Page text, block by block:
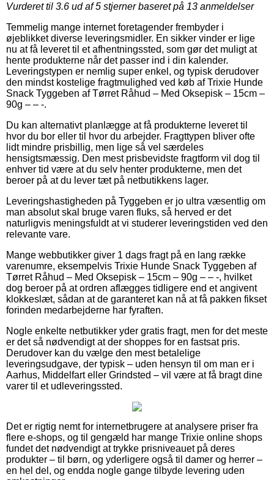
Vurderet til 3.6 ud af 5 stjerner baseret på 13 anmeldelser
Temmelig mange internet foretagender frembyder i
øjeblikket diverse leveringsmidler. En sikker vinder er lige
nu at få leveret til et afhentningssted, som gør det muligt at
hente produkterne når det passer ind i din kalender.
Leveringstypen er nemlig super enkel, og typisk derudover
den mindst kostelige fragtmulighed ved køb af Trixie Hunde
Snack Tyggeben af Tørret Råhud – Med Oksepisk – 15cm –
90g – – -.
Du kan alternativt planlægge at få produkterne leveret til
hvor du bor eller til hvor du arbejder. Fragttypen bliver ofte
lidt mindre prisbillig, men lige så vel særdeles
hensigtsmæssig. Den mest prisbevidste fragtform vil dog til
enhver tid være at du selv henter produkterne, men det
beroer på at du lever tæt på netbutikkens lager.
Leveringshastigheden på Tyggeben er jo ultra væsentlig om
man absolut skal bruge varen fluks, så herved er det
naturligvis meningsfuldt at vi studerer leveringstiden ved den
relevante vare.
Mange webbutikker giver 1 dags fragt på en lang række
varenumre, eksempelvis Trixie Hunde Snack Tyggeben af
Tørret Råhud – Med Oksepisk – 15cm – 90g – – -, hvilket
dog beroer på at ordren aflægges tidligere end et angivent
klokkeslæt, sådan at de garanteret kan nå at få pakken fikset
forinden medarbejderne har fyraften.
Nogle enkelte netbutikker yder gratis fragt, men for det meste
er det så nødvendigt at der shoppes for en fastsat pris.
Derudover kan du vælge den mest betalelige
leveringsudgave, der typisk – uden hensyn til om man er i
Aarhus, Middelfart eller Grindsted – vil være at få bragt dine
varer til et udleveringssted.
Det er rigtig nemt for internetbrugere at analysere priser fra
flere e-shops, og til gengæld har mange Trixie online shops
fundet det nødvendigt at trykke prisniveauet på deres
produkter – til børn, og yderligere også til damer og herrer –
en hel del, og endda nogle gange tilbyde levering uden